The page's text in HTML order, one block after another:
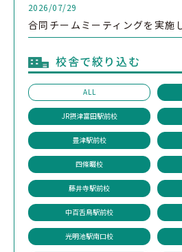
2026/07/29
合同チームミーティングを実施
校舎で絞り込む
ALL
JR摂津富田駅前校
豊津駅前校
四條畷校
藤井寺駅前校
中百舌鳥駅前校
光明池駅南口校